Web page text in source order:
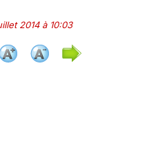
2014 à 10:03